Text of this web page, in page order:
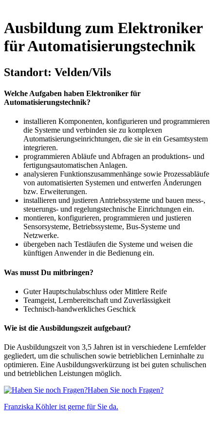
Ausbildung zum Elektroniker
für Automatisierungstechnik
Standort: Velden/Vils
Welche Aufgaben haben Elektroniker für
Automatisierungstechnik?
installieren Komponenten, konfigurieren und programmieren
die Systeme und verbinden sie zu komplexen
Automatisierungseinrichtungen, die sie in ein Gesamtsystem
integrieren.
programmieren Abläufe und Abfragen an produktions- und
fertigungsautomatischen Anlagen.
analysieren Funktionszusammenhänge sowie Prozessabläufe
von automatisierten Systemen und entwerfen Änderungen
bzw. Erweiterungen.
installieren und justieren Antriebssysteme und bauen mess-,
steuerungs- und regelungstechnische Einrichtungen ein.
montieren, konfigurieren, programmieren und justieren
Sensorsysteme, Betriebssysteme, Bus-Systeme und
Netzwerke.
übergeben nach Testläufen die Systeme und weisen die
künftigen Anwender in die Bedienung ein.
Was musst Du mitbringen?
Guter Hauptschulabschluss oder Mittlere Reife
Teamgeist, Lernbereitschaft und Zuverlässigkeit
Technisch-handwerkliches Geschick
Wie ist die Ausbildungszeit aufgebaut?
Die Ausbildungszeit von 3,5 Jahren ist in verschiedene Lernfelder
gegliedert, um die schulischen sowie betrieblichen Lerninhalte zu
optimieren. Eine Ausbildungsverkürzung ist bei guten schulischen
und betrieblichen Leistungen möglich.
Haben Sie noch Fragen?
Franziska Köhler ist gerne für Sie da.